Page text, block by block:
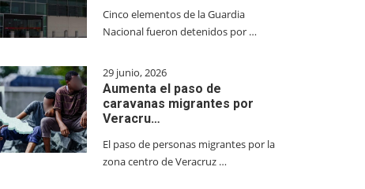
Cinco elementos de la Guardia
Nacional fueron detenidos por …
29 junio, 2026
Aumenta el paso de
caravanas migrantes por
Veracru…
El paso de personas migrantes por la
zona centro de Veracruz …